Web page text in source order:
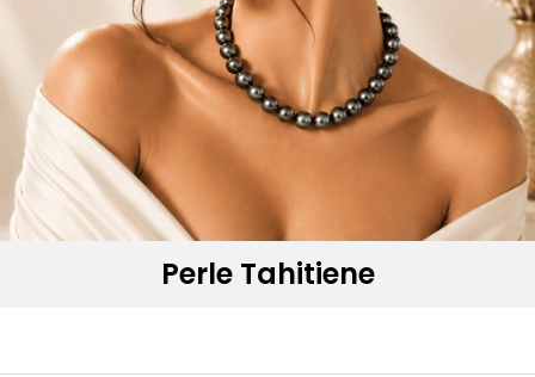
Seturi Perle cu Argint
Brățări cu Perle
Pandantive cu Perle
Brose cu Perle
Perle Tahitiene